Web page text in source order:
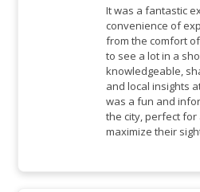
of 5
It was a fantastic
convenience of
from the comfort
to see a lot in a
knowledgeable,
and local insights
was a fun and
the city, perfect
maximize their